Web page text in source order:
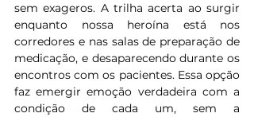
sem exageros. A trilha acerta ao surgir
enquanto nossa heroína está nos
corredores e nas salas de preparação de
medicação, e desaparecendo durante os
encontros com os pacientes. Essa opção
faz emergir emoção verdadeira com a
condição de cada um, sem a